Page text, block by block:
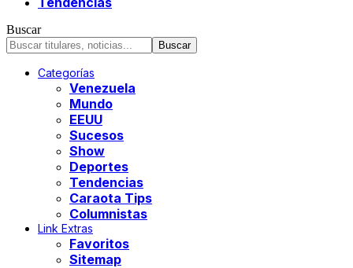
Buscar
Categorías
Venezuela
Mundo
EEUU
Sucesos
Show
Deportes
Tendencias
Caraota Tips
Columnistas
Link Extras
Favoritos
Sitemap